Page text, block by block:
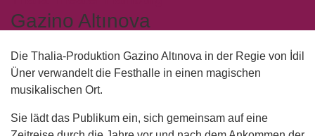
Gazino Altınova
Die Thalia-Produktion Gazino Altınova in der Regie von İdil
Üner verwandelt die Festhalle in einen magischen
musikalischen Ort.
Sie lädt das Publikum ein, sich gemeinsam auf eine